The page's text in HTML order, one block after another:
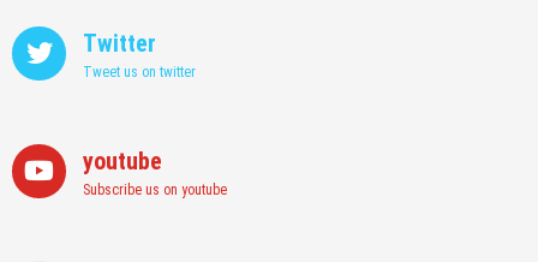
Twitter
Tweet us on twitter
youtube
Subscribe us on youtube